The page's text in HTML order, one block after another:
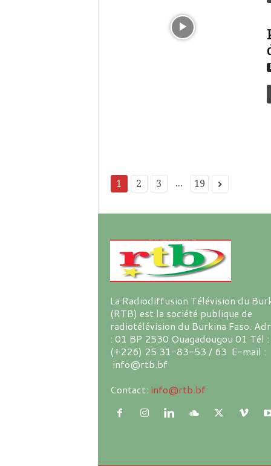
1 2 3 ... 19
La Radiodiffusion Télévision du
(RTB) est la société publique de
radiotélévision du Burkina Faso.
: 01 BP 2530 Ouagadougou 01 Tél :
(+226) 25 31-83-53 / 63 E-mail :
info@rtb.bf
Contact: info@rtb.bf